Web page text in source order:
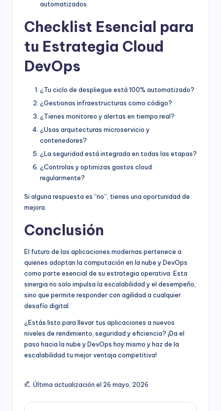
automatizados.
Checklist Esencial para
tu Estrategia Cloud
DevOps
¿Tu ciclo de despliegue está 100% automatizado?
¿Gestionas infraestructuras como código?
¿Tienes monitoreo y alertas en tiempo real?
¿Usas arquitecturas microservicio y
contenedores?
¿La seguridad está integrada en todas las etapas?
¿Controlas y optimizas gastos cloud
regularmente?
Si alguna respuesta es “no”, tienes una oportunidad de
mejora.
Conclusión
El futuro de las aplicaciones modernas pertenece a
quienes adoptan la computación en la nube y DevOps
como parte esencial de su estrategia operativa. Esta
sinergia no solo impulsa la escalabilidad y el desempeño,
sino que permite responder con agilidad a cualquier
desafío digital.
¿Estás listo para llevar tus aplicaciones a nuevos
niveles de rendimiento, seguridad y eficiencia? ¡Da el
paso hacia la nube y DevOps hoy mismo y haz de la
escalabilidad tu mejor ventaja competitiva!
Última actualización el 26 mayo, 2026